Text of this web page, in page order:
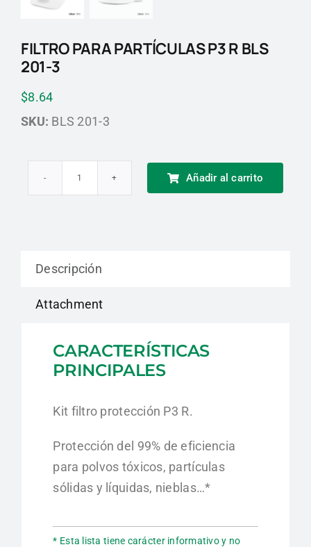
FILTRO PARA PARTÍCULAS P3 R BLS
201-3
$8.64
SKU: BLS 201-3
R
201-
cantidad
Añadir al carrito
Descripción
Attachment
CARACTERÍSTICAS
PRINCIPALES
Kit filtro protección P3 R.
Protección del 99% de eficiencia
para polvos tóxicos, partículas
sólidas y líquidas, nieblas…*
* Esta lista tiene carácter informativo y no